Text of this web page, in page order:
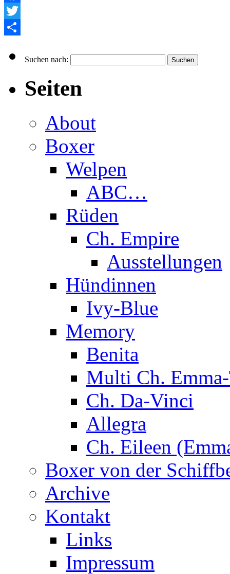
Facebook
Twitter
Suchen nach:
Seiten
About
Boxer
Welpen
ABC…
Rüden
Ch. Empire
Ausstellungen
Hündinnen
Ivy-Blue
Memory
Benita
Multi Ch.
Ch. Da-Vinci
Allegra
Ch. Eileen
Boxer von der
Archive
Kontakt
Links
Impressum